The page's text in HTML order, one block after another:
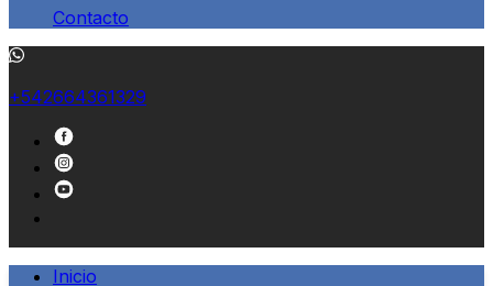
Contacto
+542664361329
Inicio